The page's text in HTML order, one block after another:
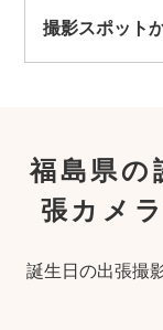
撮影スポット
福島県の
張カメ
誕生日の出張撮